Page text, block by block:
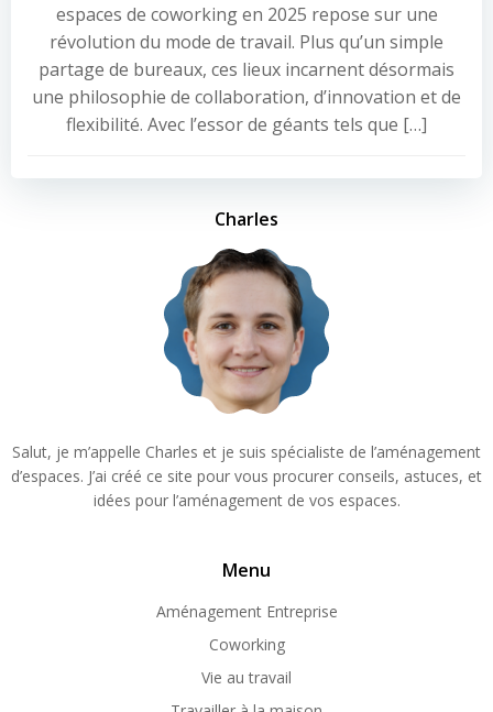
espaces de coworking en 2025 repose sur une
révolution du mode de travail. Plus qu’un simple
partage de bureaux, ces lieux incarnent désormais
une philosophie de collaboration, d’innovation et de
flexibilité. Avec l’essor de géants tels que […]
Charles
Salut, je m’appelle Charles et je suis spécialiste de l’aménagement
d’espaces. J’ai créé ce site pour vous procurer conseils, astuces, et
idées pour l’aménagement de vos espaces.
Menu
Aménagement Entreprise
Coworking
Vie au travail